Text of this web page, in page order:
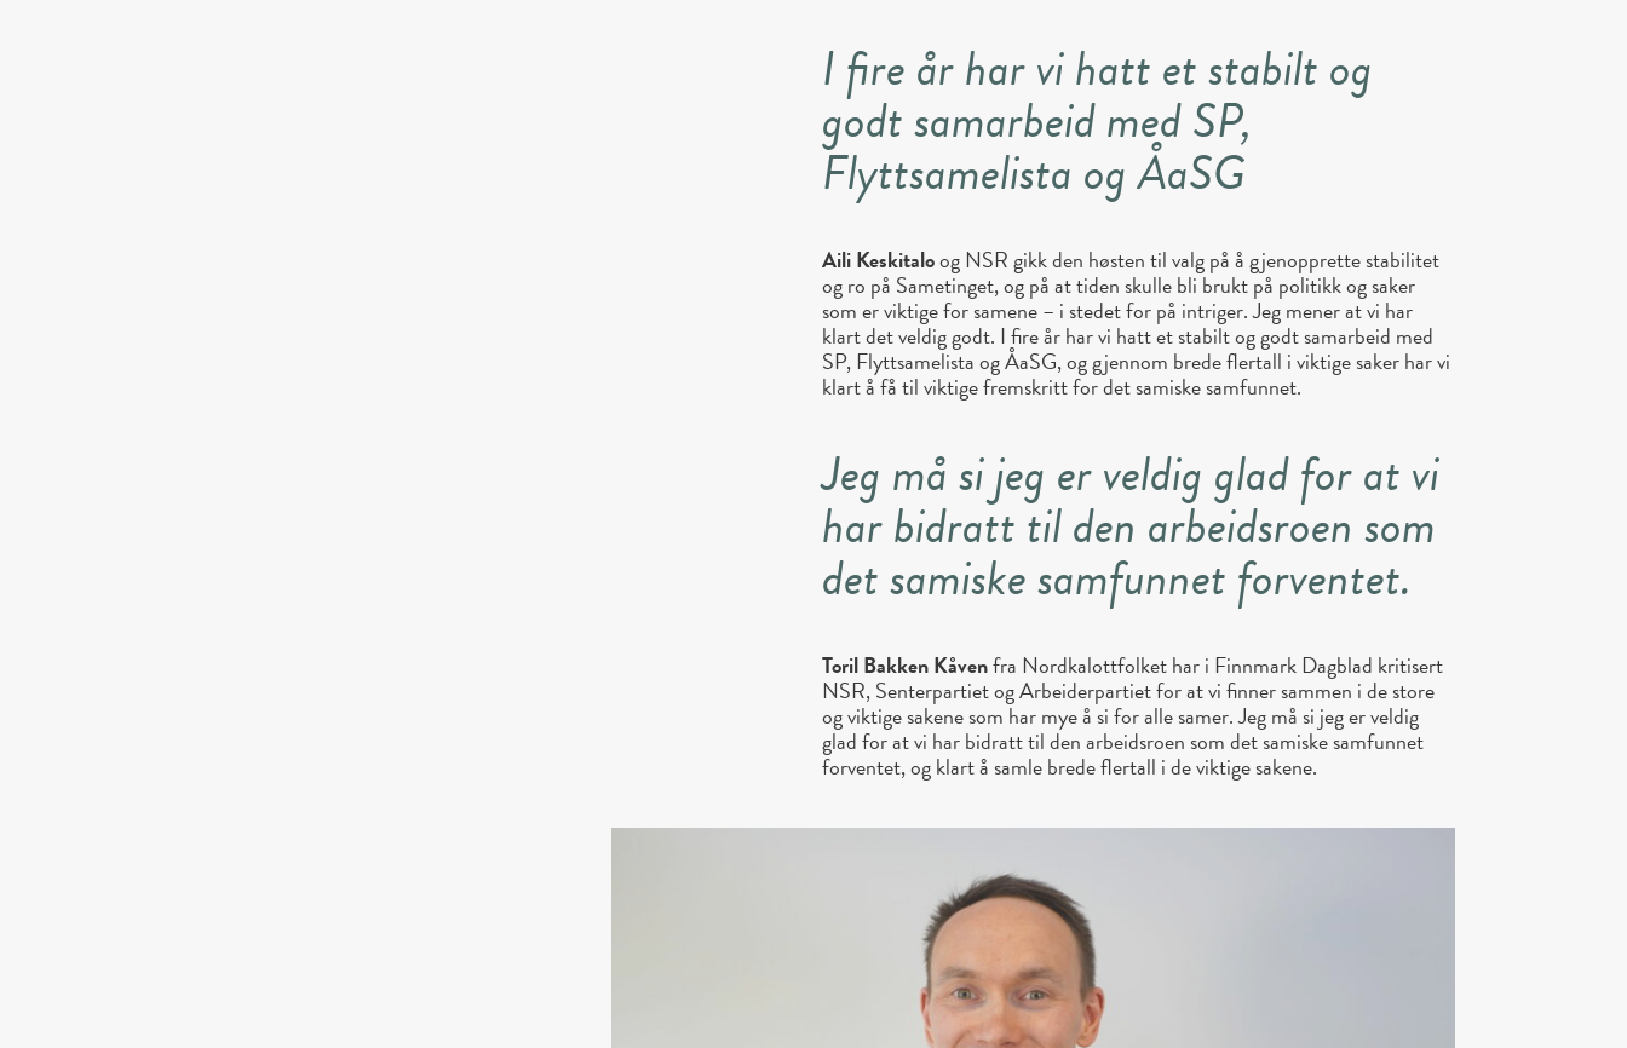
I fire år har vi hatt et stabilt og
godt samarbeid med SP,
Flyttsamelista og ÅaSG
Aili Keskitaloog NSR gikk den høsten til valg på å gjenopprette stabilitet
og ro på Sametinget, og på at tiden skulle bli brukt på politikk og saker
som er viktige for samene – i stedet for på intriger. Jeg mener at vi har
klart det veldig godt. I fire år har vi hatt et stabilt og godt samarbeid med
SP, Flyttsamelista og ÅaSG, og gjennom brede flertall i viktige saker har vi
klart å få til viktige fremskritt for det samiske samfunnet.
Jeg må si jeg er veldig glad for at vi
har bidratt til den arbeidsroen som
det samiske samfunnet forventet.
Toril Bakken Kåvenfra Nordkalottfolket har i Finnmark Dagblad kritisert
NSR, Senterpartiet og Arbeiderpartiet for at vi finner sammen i de store
og viktige sakene som har mye å si for alle samer. Jeg må si jeg er veldig
glad for at vi har bidratt til den arbeidsroen som det samiske samfunnet
forventet, og klart å samle brede flertall i de viktige sakene.